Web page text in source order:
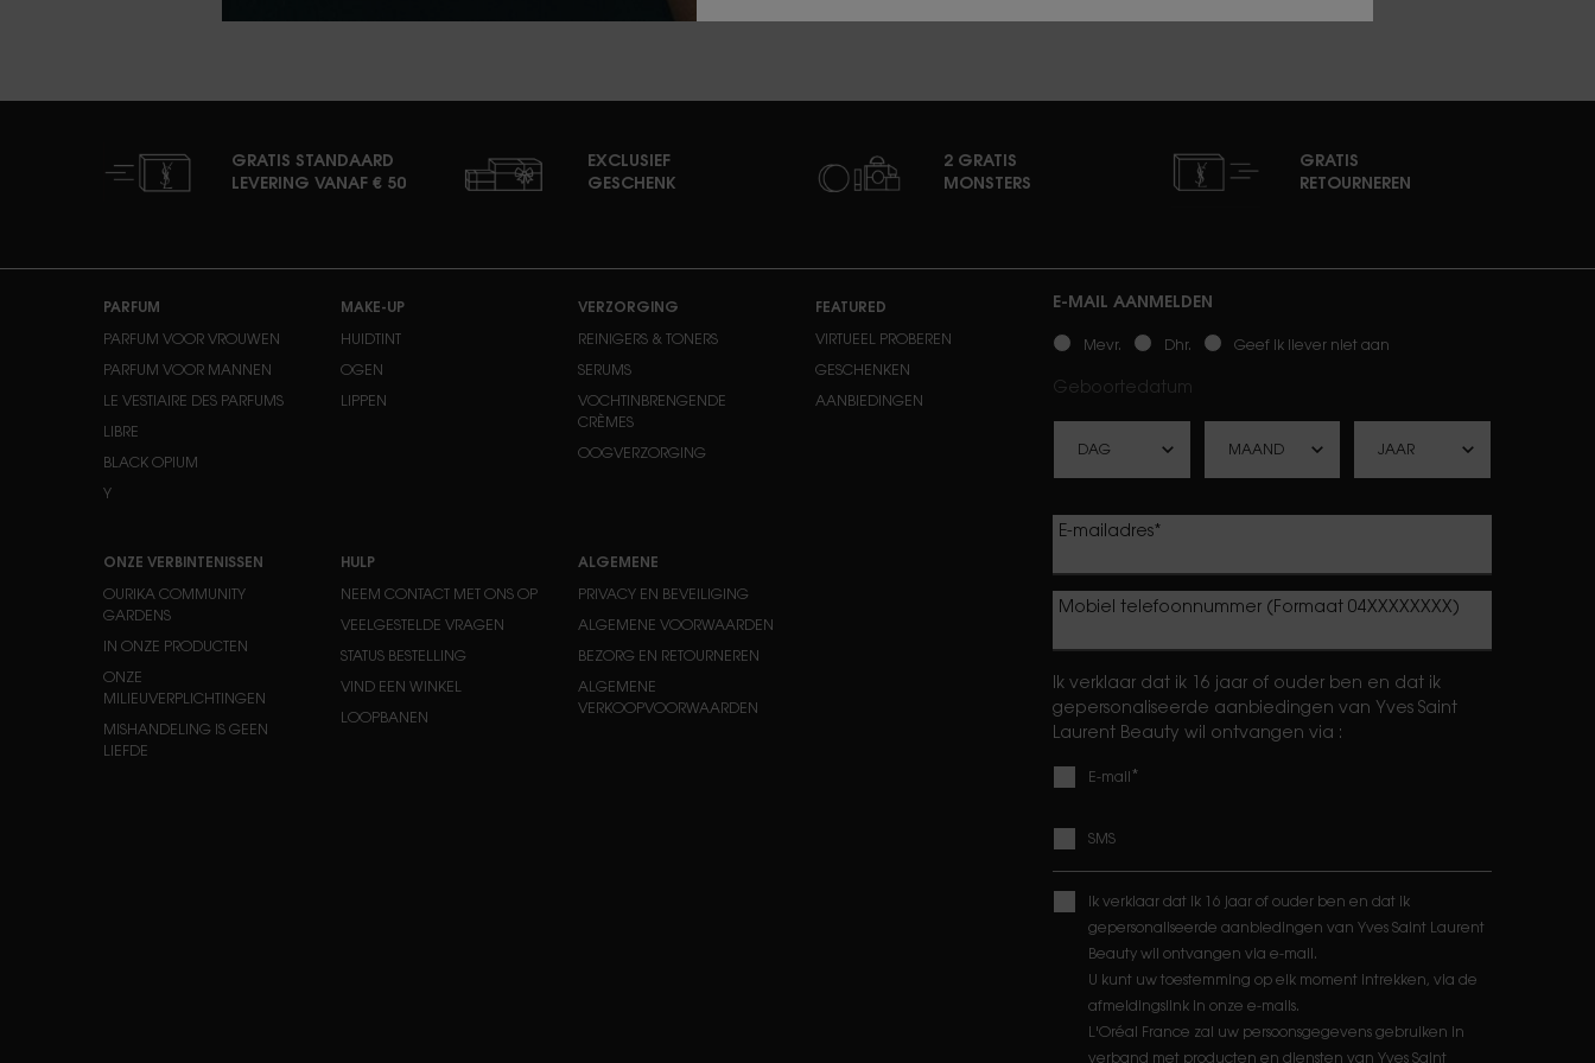
GRATIS STANDAARD
LEVERING VANAF € 50
EXCLUSIEF
GESCHENK
2 GRATIS
MONSTERS
GRATIS
RETOURNEREN
PARFUM
PARFUM VOOR VROUWEN
PARFUM VOOR MANNEN
LE VESTIAIRE DES PARFUMS
LIBRE
BLACK OPIUM
Y
MAKE-UP
HUIDTINT
OGEN
LIPPEN
VERZORGING
REINIGERS & TONERS
SERUMS
VOCHTINBRENGENDE
CRÈMES
OOGVERZORGING
FEATURED
VIRTUEEL PROBEREN
GESCHENKEN
AANBIEDINGEN
ONZE VERBINTENISSEN
OURIKA COMMUNITY
GARDENS
IN ONZE PRODUCTEN
ONZE
MILIEUVERPLICHTINGEN
MISHANDELING IS GEEN
LIEFDE
HULP
NEEM CONTACT MET ONS OP
VEELGESTELDE VRAGEN
STATUS BESTELLING
VIND EEN WINKEL
LOOPBANEN
ALGEMENE
PRIVACY EN BEVEILIGING
ALGEMENE VOORWAARDEN
BEZORG EN RETOURNEREN
ALGEMENE
VERKOOPVOORWAARDEN
E-MAIL AANMELDEN
Mevr.
Dhr. Geef ik liever niet aan
Geboortedatum
E-mailadres*
Mobiel telefoonnummer (Formaat 04XXXXXXXX)
Ik verklaar dat ik 16 jaar of ouder ben en dat ik
gepersonaliseerde aanbiedingen van Yves Saint
Laurent Beauty wil ontvangen via :
E-mail *
SMS
Ik verklaar dat ik 16 jaar of ouder ben en dat ik
gepersonaliseerde aanbiedingen van Yves Saint Laurent
Beauty wil ontvangen via e-mail.
U kunt uw toestemming op elk moment intrekken, via de
afmeldingslink in onze e-mails.
L'Oréal France zal uw persoonsgegevens gebruiken in
verband met producten en diensten van Yves Saint